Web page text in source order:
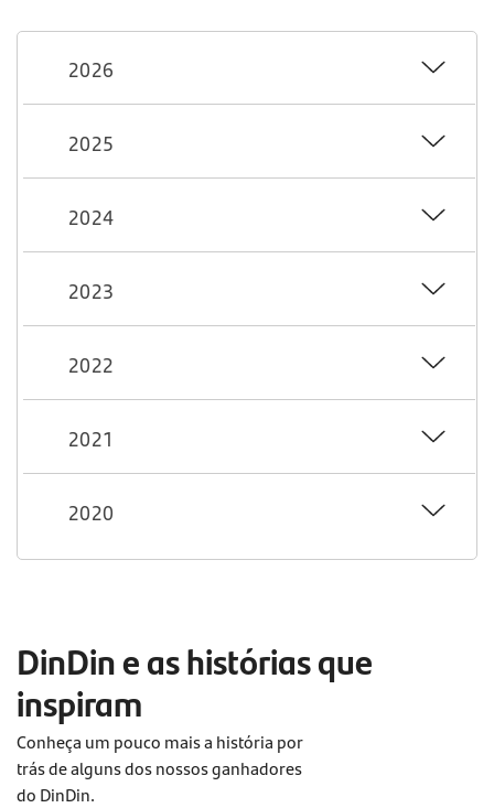
2026
2025
2024
2023
2022
2021
2020
DinDin e as histórias que
inspiram
Conheça um pouco mais a história por
trás de alguns dos nossos ganhadores
do DinDin.